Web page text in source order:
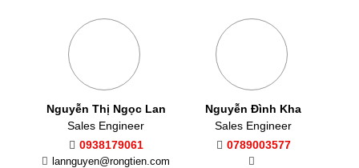
Nguyễn Thị Ngọc Lan
Sales Engineer
0938179061
lannguyen@rongtien.com
Nguyễn Đình Kha
Sales Engineer
0789003577